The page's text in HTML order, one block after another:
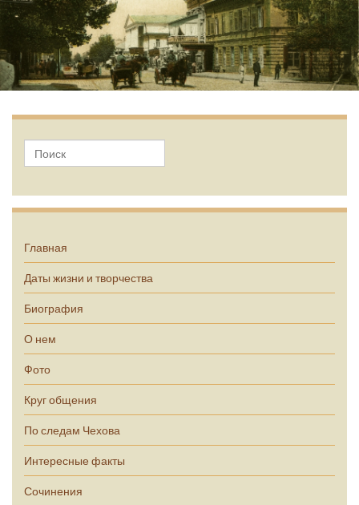
Главная
Даты жизни и творчества
Биография
О нем
Фото
Круг общения
По следам Чехова
Интересные факты
Сочинения